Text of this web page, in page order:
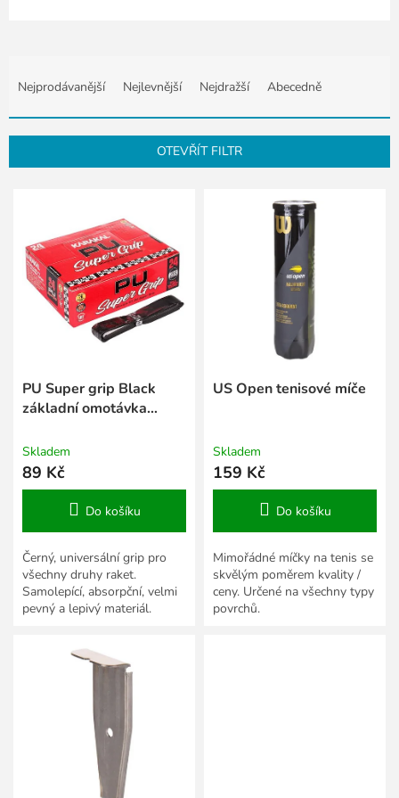
e
n
í
Nejprodávanější Nejlevnější Nejdražší Abecedně
OTEVŘÍT FILTR
PU Super grip Black
základní omotávka
Skladem
89 Kč
Do košíku
Černý, universální grip pro
všechny druhy raket.
Samolepící, absorpční, velmi
pevný a lepivý materiál.
US Open tenisové míče
Skladem
159 Kč
Do košíku
Mimořádné míčky na tenis se
skvělým poměrem kvality /
ceny. Určené na všechny typy
povrchů.